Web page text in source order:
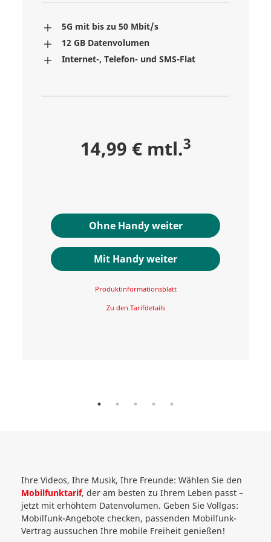
5G mit bis zu 50 Mbit/s
12 GB Datenvolumen
Internet-, Telefon- und SMS-Flat
14,99 € mtl.3
Ohne Handy weiter
Mit Handy weiter
Produktinformationsblatt
Zu den Tarifdetails
Ihre Videos, Ihre Musik, Ihre Freunde: Wählen Sie den
Mobilfunktarif, der am besten zu Ihrem Leben passt –
jetzt mit erhöhtem Datenvolumen. Geben Sie Vollgas:
Mobilfunk-Angebote checken, passenden Mobilfunk-
Vertrag aussuchen Ihre mobile Freiheit genießen!